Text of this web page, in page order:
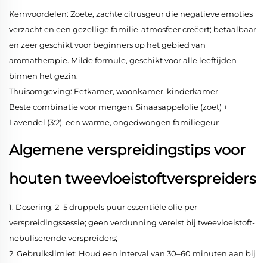
Kernvoordelen: Zoete, zachte citrusgeur die negatieve emoties
verzacht en een gezellige familie-atmosfeer creëert; betaalbaar
en zeer geschikt voor beginners op het gebied van
aromatherapie. Milde formule, geschikt voor alle leeftijden
binnen het gezin.
Thuisomgeving: Eetkamer, woonkamer, kinderkamer
Beste combinatie voor mengen: Sinaasappelolie (zoet) +
Lavendel (3:2), een warme, ongedwongen familiegeur
Algemene verspreidingstips voor
houten tweevloeistoftverspreiders
1. Dosering: 2–5 druppels puur essentiële olie per
verspreidingssessie; geen verdunning vereist bij tweevloeistoft-
nebuliserende verspreiders;
2. Gebruikslimiet: Houd een interval van 30–60 minuten aan bij